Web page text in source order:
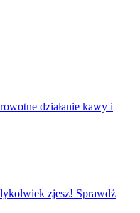
działanie kawy i
zjesz! Sprawdź